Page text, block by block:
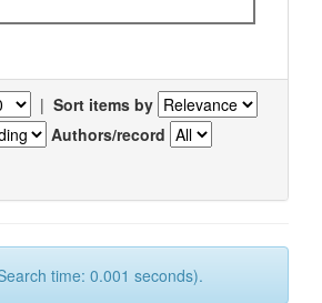
| Sort items by
Authors/record
time: 0.001 seconds).